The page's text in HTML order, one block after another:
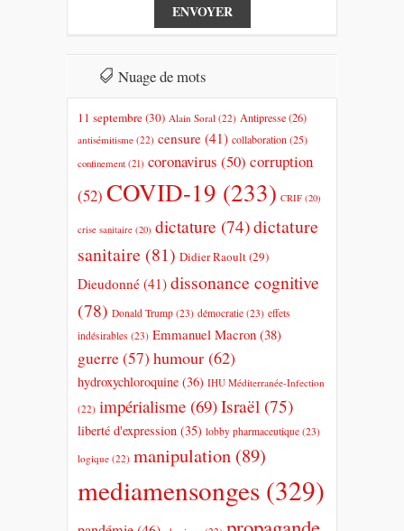
Nuage de mots
11 septembre(30) Alain Soral (22) Antipresse(26)
antisémitisme (22) censure (41) collaboration(25)
confinement (21) coronavirus (50) corruption
(52) COVID-19 (233) CRIF (20)
crise sanitaire (20) dictature (74)dictature
sanitaire (81) Didier Raoult(29)
Dieudonné (41) dissonance cognitive
(78) Donald Trump (23) démocratie (23) effets
indésirables (23) Emmanuel Macron (38)
guerre(57) humour (62)
hydroxychloroquine (36) IHU Méditerranée-Infection
(22) impérialisme (69)Israël (75)
liberté d'expression (35) lobby pharmaceutique (23)
logique (22) manipulation (89)
mediamensonges (329)